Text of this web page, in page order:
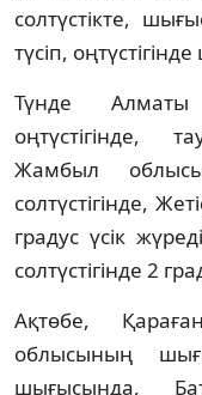
солтүстікте,
түсіп,
Түнде Алматы
оңтүстігінде,
Жамбыл
солтүстігінде,
градус үсік
солтүстігінде 2
Ақтөбе,
облысының
шығысында,